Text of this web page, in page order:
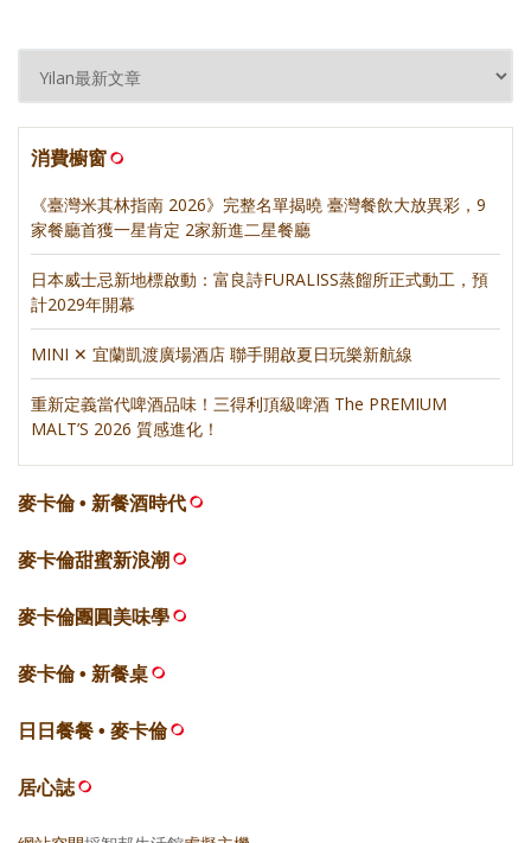
消費櫥窗
《臺灣米其林指南 2026》完整名單揭曉 臺灣餐飲大放異彩，9
家餐廳首獲一星肯定 2家新進二星餐廳
日本威士忌新地標啟動：富良詩FURALISS蒸餾所正式動工，預
計2029年開幕
MINI ✕ 宜蘭凱渡廣場酒店 聯手開啟夏日玩樂新航線
重新定義當代啤酒品味！三得利頂級啤酒 The PREMIUM
MALT’S 2026 質感進化！
麥卡倫 • 新餐酒時代
麥卡倫甜蜜新浪潮
麥卡倫團圓美味學
麥卡倫 • 新餐桌
日日餐餐 • 麥卡倫
居心誌